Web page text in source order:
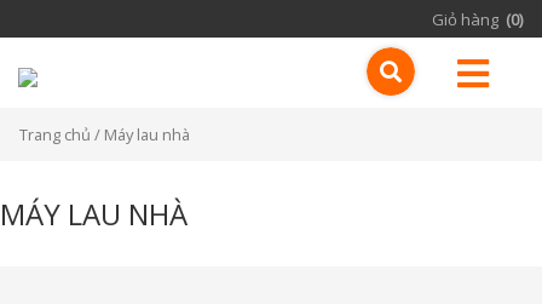
Giỏ hàng (0)
Trang chủ / Máy lau nhà
MÁY LAU NHÀ